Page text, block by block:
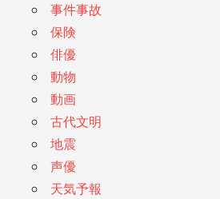
事件事故
保険
俳優
動物
動画
古代文明
地震
声優
天気予報